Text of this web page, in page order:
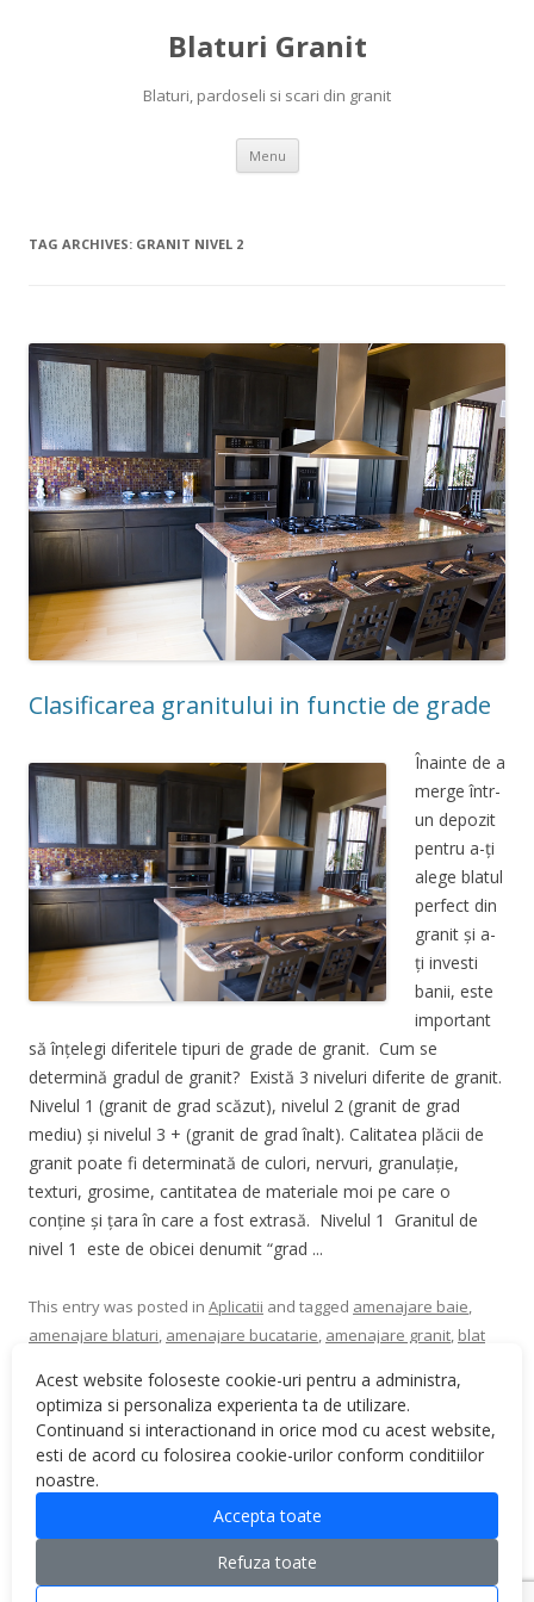
Acest website foloseste cookie-uri pentru a administra,
optimiza si personaliza experienta ta de utilizare.
Continuand si interactionand in orice mod cu acest website,
esti de acord cu folosirea cookie-urilor conform conditiilor
noastre.
Accepta toate
Refuza toate
Blaturi Granit
Blaturi, pardoseli si scari din granit
Menu Skip to content
TAG ARCHIVES: GRANIT NIVEL 2
Clasificarea granitului in functie de grade
Înainte de a
merge într-
un depozit
pentru a-ți
alege blatul
perfect din
granit și a-
ți investi
banii, este
important
să înțelegi diferitele tipuri de grade de granit. Cum se
determină gradul de granit? Există 3 niveluri diferite de granit.
Nivelul 1 (granit de grad scăzut), nivelul 2 (granit de grad
mediu) și nivelul 3 + (granit de grad înalt). Calitatea plăcii de
granit poate fi determinată de culori, nervuri, granulație,
texturi, grosime, cantitatea de materiale moi pe care o
conține și țara în care a fost extrasă. Nivelul 1 Granitul de
nivel 1 este de obicei denumit “grad ...
This entry was posted in Aplicatii and tagged amenajare baie,
amenajare blaturi, amenajare bucatarie, amenajare granit,blat
granit,grade granit,granit nivel 1,granit nivel 2, granit nivel 3
piatra naturala on September 1, 2022 .